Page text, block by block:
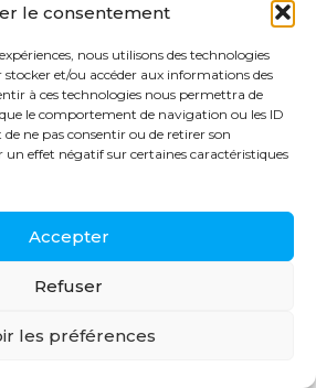
le consentement
nous utilisons des technologies
stocker et/ou accéder aux informations des
à ces technologies nous permettra de
le comportement de navigation ou les ID
de ne pas consentir ou de retirer son
effet négatif sur certaines caractéristiques
Accepter
Refuser
les préférences
CIC-IT Grenoble
Mentions légales